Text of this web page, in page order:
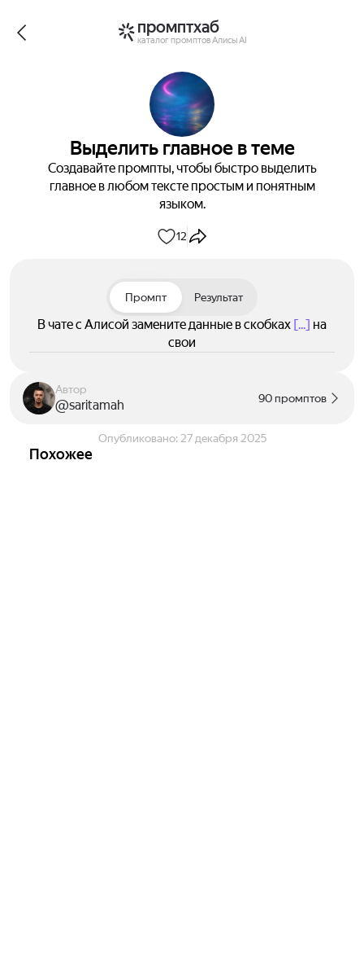
промптхаб
каталог промптов Алисы AI
Выделить главное в теме
Создавайте промпты, чтобы быстро выделить
главное в любом тексте простым и понятным
языком.
12
Промпт Результат
В чате с Алисой замените данные в скобках [...] на
свои
Автор
@saritamah 90 промптов
Опубликовано: 27 декабря 2025
Похожее